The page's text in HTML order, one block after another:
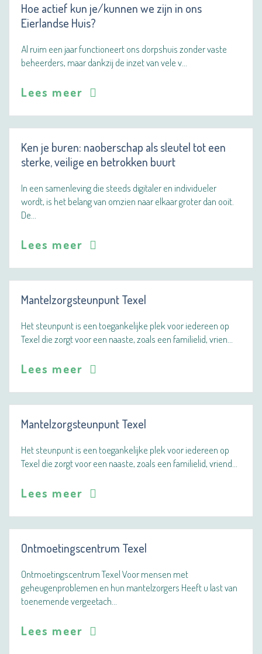
Hoe actief kun je/kunnen we zijn in ons
Eierlandse Huis?
Al ruim een jaar functioneert ons dorpshuis zonder vaste
beheerders, maar dankzij de inzet van vele v…
Lees meer
Ken je buren: naoberschap als sleutel tot een
sterke, veilige en betrokken buurt
In een samenleving die steeds digitaler en individueler
wordt, is het belang van omzien naar elkaar groter dan ooit.
De…
Lees meer
Mantelzorgsteunpunt Texel
Het steunpunt is een toegankelijke plek voor iedereen op
Texel die zorgt voor een naaste, zoals een familielid, vrien…
Lees meer
Mantelzorgsteunpunt Texel
Het steunpunt is een toegankelijke plek voor iedereen op
Texel die zorgt voor een naaste, zoals een familielid, vriend…
Lees meer
Ontmoetingscentrum Texel
Ontmoetingscentrum Texel Voor mensen met
geheugenproblemen en hun mantelzorgers Heeft u last van
toenemende vergeetach…
Lees meer